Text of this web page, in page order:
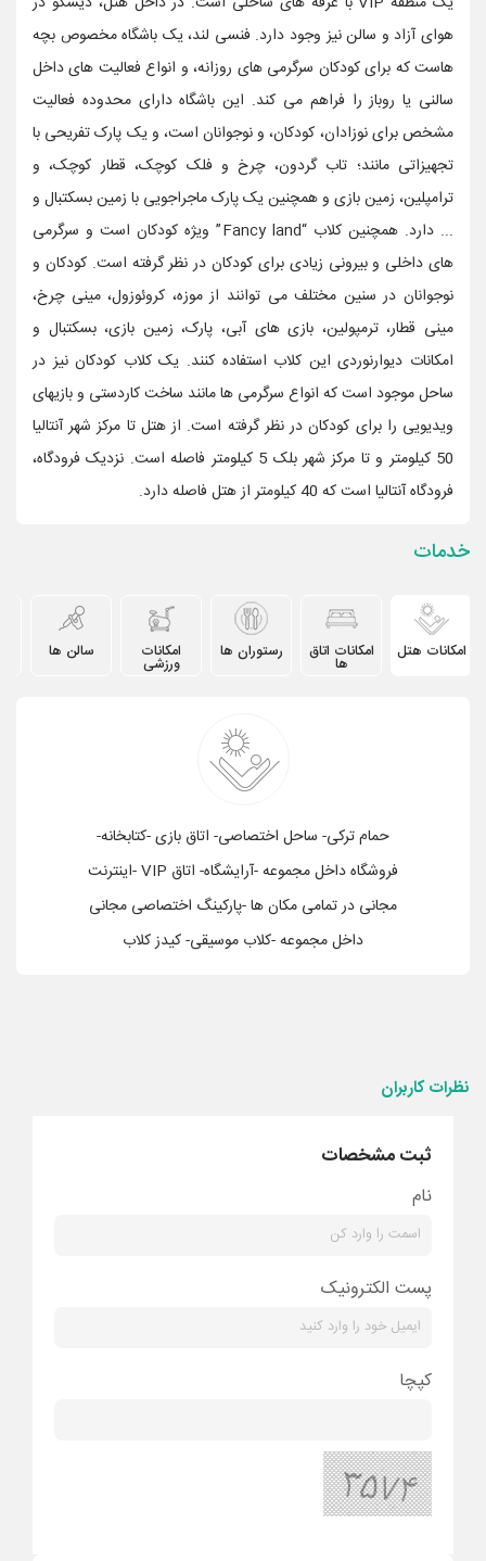
هوای آزاد و سالن نیز وجود دارد. فنسی لند، یک باشگاه مخصوص بچه
هاست که برای کودکان سرگرمی های روزانه، و انواع فعالیت های داخل
سالنی یا روباز را فراهم می کند. این باشگاه دارای محدوده فعالیت
مشخص برای نوزادان، کودکان، و نوجوانان است، و یک پارک تفریحی با
تجهیزاتی مانند؛ تاب گردون، چرخ و فلک کوچک، قطار کوچک، و
ترامپلین، زمین بازی و همچنین یک پارک ماجراجویی با زمین بسکتبال و
... دارد. همچنین کلاب “Fancy land” ویژه کودکان است و سرگرمی
های داخلی و بیرونی زیادی برای کودکان در نظر گرفته است. کودکان و
نوجوانان در سنین مختلف می توانند از موزه، کروئوزول، مینی چرخ،
مینی قطار، ترمپولین، بازی های آبی، پارک، زمین بازی، بسکتبال و
امکانات دیوارنوردی این کلاب استفاده کنند. یک کلاب کودکان نیز در
ساحل موجود است که انواع سرگرمی ها مانند ساخت کاردستی و بازیهای
ویدیویی را برای کودکان در نظر گرفته است. از هتل تا مرکز شهر آنتالیا
50 کیلومتر و تا مرکز شهر بلک 5 کیلومتر فاصله است. نزدیک فرودگاه،
فرودگاه آنتالیا است که 40 کیلومتر از هتل فاصله دارد.
خدمات
امکانات هتل امکانات اتاق
ها
رستوران ها امکانات
ورزشی
سالن ها
حمام ترکی- ساحل اختصاصی- اتاق بازی -کتابخانه-
فروشگاه داخل مجموعه -آرایشگاه- اتاق VIP -اینترنت
مجانی در تمامی مکان ها -پارکینگ اختصاصی مجانی
داخل مجموعه -کلاب موسیقی- کیدز کلاب
نظرات کاربران
ثبت مشخصات
نام
پست الکترونیک
کپچا